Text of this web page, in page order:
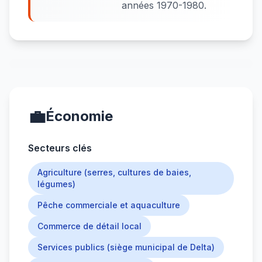
années 1970-1980.
💼Économie
Secteurs clés
Agriculture (serres, cultures de baies,
légumes)
Pêche commerciale et aquaculture
Commerce de détail local
Services publics (siège municipal de Delta)